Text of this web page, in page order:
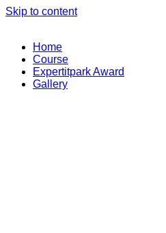
Skip to content
Home
Course
Expertitpark Award
Gallery